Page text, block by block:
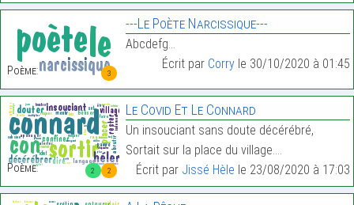
3
Poème:
---Le Poète Narcissique---
Abcdefg…
Écrit par Corryle 30/10/2020 à 01:45
2 2
Poème:
Le Covid Et Le Connard
Un insouciant sans doute décérébré,
Sortait sur la place du village.…
Écrit par Jissé Hèle le 23/08/2020 à 17:03